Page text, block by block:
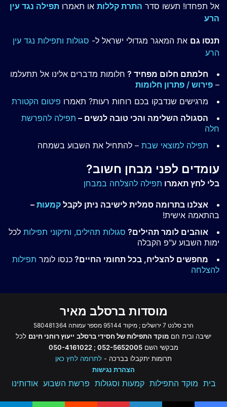
אל תפחדו! תעשו סדר התרת קללות או תאמרו תפילה נגד עין
הרע
תנסו גם את המאגר מגדולי ישראל ל- סגולות ותפילות נגד עין
הרע
חלמתם חלום מפחיד ? חלומות מדברים אלינו אל תתעלמו
– פירוש / פתרון חלומות
מרגישים שנדבקו בכם רוחות רעות? תאמרו פיטום הקטורת
הסגולה השלימה והכי טובה לנשים – תפילה להפרשת
חלה
תפילה למוצאי שבת – להתחיל את השבוע בשמחה
עומדים לפני מבחן חשוב?
בלי לחץ תאמרו תפילה להצלחה במבחן
אצלנו בתרומה סמלית לישיבה ניתן לקבל קמעות –
בהתאמה אישית!
אוהבים לומר תהילים? סגולות תהילים, ותיקוני תפילות לכל
ימות השבוע ע"פ הקבלה
מחפשים להצליח, בכל תחומי החיים? כנסו לומר תפילות
להצלחה
מוסדות ברסלב מאיר
הרב סלנט 7 ירושלים ; מיקוד 95144 מספר עמותה 580481364
ישיבה ובית חם מוקד התפילות של חסידי ברסלב ייעוץ רוחני חינם לכל
מבקשי השם 052-5652005 ; 050-4161022
תרומות יתקבלו בברכה - לתרומה לחץ כאן
הצהרת נגישות
בית מוקד התפילות קמעות וסגולות פרשת השבוע אודותינו